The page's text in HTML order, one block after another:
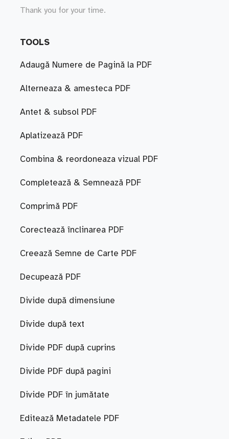
Thank you for your time.
TOOLS
Adaugă Numere de Pagină la PDF
Alterneaza & amesteca PDF
Antet & subsol PDF
Aplatizează PDF
Combina & reordoneaza vizual PDF
Completează & Semnează PDF
Comprimă PDF
Corectează înclinarea PDF
Creează Semne de Carte PDF
Decupează PDF
Divide după dimensiune
Divide după text
Divide PDF după cuprins
Divide PDF după pagini
Divide PDF în jumătate
Editează Metadatele PDF